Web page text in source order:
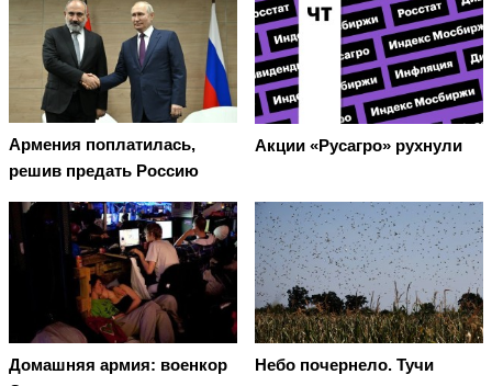
Армения поплатилась,
решив предать Россию
Акции «Русагро» рухнули
Домашняя армия: военкор
Небо почернело. Тучи